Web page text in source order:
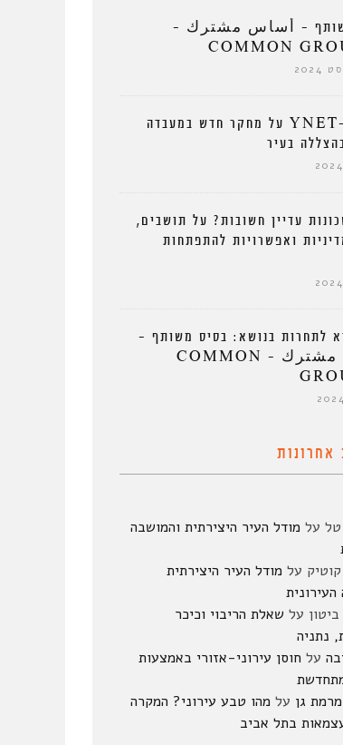
– أساس مشترك –
COMMON
כתבה ב-YNET על מחקר חדש במעבדה
בעיר
עדיין חשובות? על תושבים,
ואפשרויות להתפתחות
לתחרות בנושא: בסיס משותף –
أساس مشترك – COMMON
אחרונות
טל על מודל העיר היצירתית והמושבה
על מודל העיר היצירתית
על שאלת הריבוי וכיכר
נתניה
על חוסן עירוני-אזורי באמצעות
גן על מהו טבע עירוני? המקרה
בתל אביב